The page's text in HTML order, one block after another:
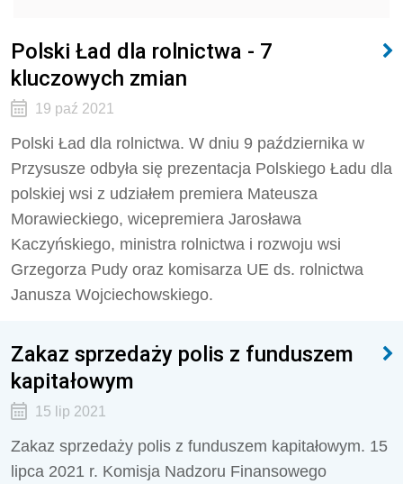
Polski Ład dla rolnictwa - 7
kluczowych zmian
19 paź 2021
Polski Ład dla rolnictwa. W dniu 9 października w
Przysusze odbyła się prezentacja Polskiego Ładu dla
polskiej wsi z udziałem premiera Mateusza
Morawieckiego, wicepremiera Jarosława
Kaczyńskiego, ministra rolnictwa i rozwoju wsi
Grzegorza Pudy oraz komisarza UE ds. rolnictwa
Janusza Wojciechowskiego.
Zakaz sprzedaży polis z funduszem
kapitałowym
15 lip 2021
Zakaz sprzedaży polis z funduszem kapitałowym. 15
lipca 2021 r. Komisja Nadzoru Finansowego